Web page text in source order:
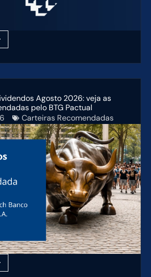
Agosto 2026: veja as
pelo BTG Pactual
Carteiras Recomendadas